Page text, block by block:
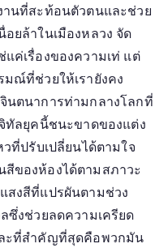
านที่สะท้อนตัวตนและช่วย
ยล้าในเมืองหลวง จัด
ค่เรื่องของความเท่ แต่
ณ์ที่ช่วยให้เรายังคง
นตนาการท่ามกลางโลกที่
ทัลยุคนี้ชนะขาดของแต่ง
ที่ปรับเปลี่ยนได้ตามใจ
ของห้องได้ตามสภาวะ
สงสีที่แปรผันตามช่วง
ซึ่งช่วยลดความเครียด
ะที่สำคัญที่สุดคือพวกมัน